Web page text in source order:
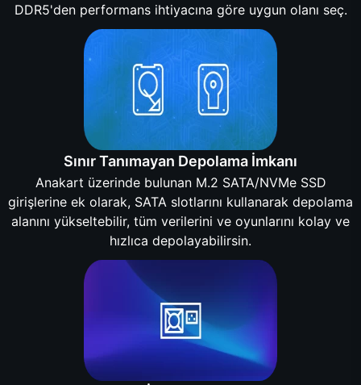
DDR5'den performans ihtiyacına göre uygun olanı seç.
Sınır Tanımayan Depolama İmkanı
Anakart üzerinde bulunan M.2 SATA/NVMe SSD
girişlerine ek olarak, SATA slotlarını kullanarak depolama
alanını yükseltebilir, tüm verilerini ve oyunlarını kolay ve
hızlıca depolayabilirsin.